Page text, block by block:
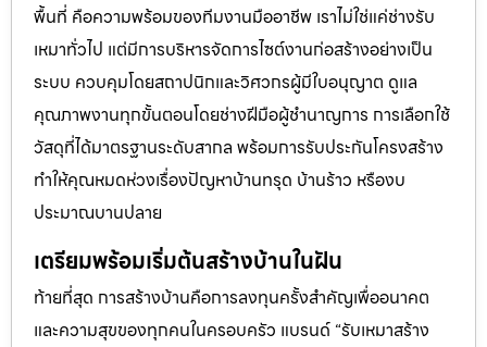
พื้นที่ คือความพร้อมของทีมงานมืออาชีพ เราไม่ใช่แค่ช่างรับ
เหมาทั่วไป แต่มีการบริหารจัดการไซต์งานก่อสร้างอย่างเป็น
ระบบ ควบคุมโดยสถาปนิกและวิศวกรผู้มีใบอนุญาต ดูแล
คุณภาพงานทุกขั้นตอนโดยช่างฝีมือผู้ชำนาญการ การเลือกใช้
วัสดุที่ได้มาตรฐานระดับสากล พร้อมการรับประกันโครงสร้าง
ทำให้คุณหมดห่วงเรื่องปัญหาบ้านทรุด บ้านร้าว หรืองบ
ประมาณบานปลาย
เตรียมพร้อมเริ่มต้นสร้างบ้านในฝัน
ท้ายที่สุด การสร้างบ้านคือการลงทุนครั้งสำคัญเพื่ออนาคต
และความสุขของทุกคนในครอบครัว แบรนด์ “รับเหมาสร้าง